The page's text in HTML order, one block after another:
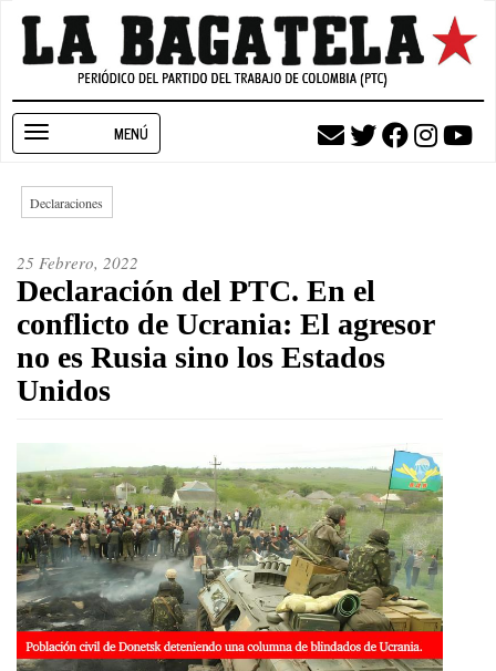
Pasar
contenido
navigation
Declaraciones
25 Febrero, 2022
Declaración del PTC. En el
conflicto de Ucrania: El agresor
no es Rusia sino los Estados
Unidos